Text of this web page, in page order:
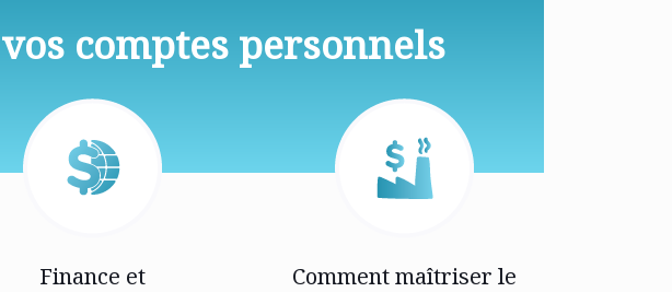
comptes personnels
Finance et
Comment maîtriser le